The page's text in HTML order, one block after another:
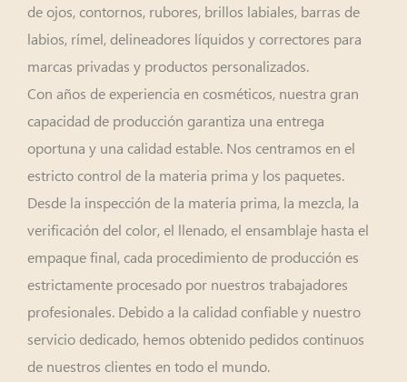
de ojos, contornos, rubores, brillos labiales, barras de
labios, rímel, delineadores líquidos y correctores para
marcas privadas y productos personalizados.
Con años de experiencia en cosméticos, nuestra gran
capacidad de producción garantiza una entrega
oportuna y una calidad estable. Nos centramos en el
estricto control de la materia prima y los paquetes.
Desde la inspección de la materia prima, la mezcla, la
verificación del color, el llenado, el ensamblaje hasta el
empaque final, cada procedimiento de producción es
estrictamente procesado por nuestros trabajadores
profesionales. Debido a la calidad confiable y nuestro
servicio dedicado, hemos obtenido pedidos continuos
de nuestros clientes en todo el mundo.